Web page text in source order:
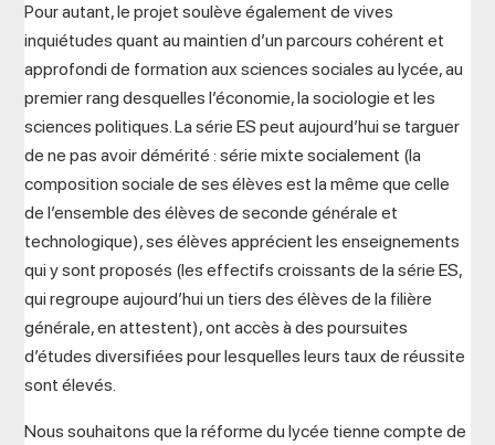
Pour autant, le projet soulève également de vives
inquiétudes quant au maintien d’un parcours cohérent et
approfondi de formation aux sciences sociales au lycée, au
premier rang desquelles l’économie, la sociologie et les
sciences politiques. La série ES peut aujourd’hui se targuer
de ne pas avoir démérité : série mixte socialement (la
composition sociale de ses élèves est la même que celle
de l’ensemble des élèves de seconde générale et
technologique), ses élèves apprécient les enseignements
qui y sont proposés (les effectifs croissants de la série ES,
qui regroupe aujourd’hui un tiers des élèves de la filière
générale, en attestent), ont accès à des poursuites
d’études diversifiées pour lesquelles leurs taux de réussite
sont élevés.
Nous souhaitons que la réforme du lycée tienne compte de